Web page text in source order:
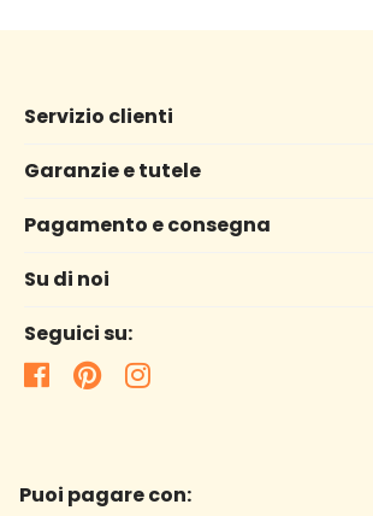
Servizio clienti
Garanzie e tutele
Pagamento e consegna
Su di noi
Seguici su:
Puoi pagare con: